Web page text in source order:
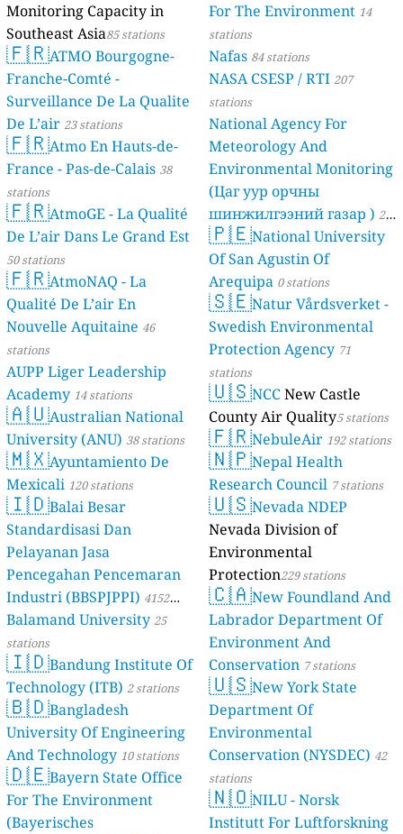
Monitoring Capacity in
Southeast Asia85 stations
🇫🇷ATMO Bourgogne-
Franche-Comté -
Surveillance De La Qualite
De L’air 23 stations
🇫🇷Atmo En Hauts-de-
France - Pas-de-Calais 38
stations
🇫🇷AtmoGE - La Qualité
De L’air Dans Le Grand Est
50 stations
🇫🇷AtmoNAQ - La
Qualité De L’air En
Nouvelle Aquitaine 46
stations
AUPP Liger Leadership
Academy 14 stations
🇦🇺Australian National
University (ANU) 38 stations
🇲🇽Ayuntamiento De
Mexicali 120 stations
🇮🇩Balai Besar
Standardisasi Dan
Pelayanan Jasa
Pencegahan Pencemaran
Industri (BBSPJPPI) 4152
stations
Balamand University25
stations
🇮🇩Bandung Institute Of
Technology (ITB) 2 stations
🇧🇩Bangladesh
University Of Engineering
And Technology 10 stations
🇩🇪Bayern State Office
For The Environment
(Bayerisches
For The Environment 14
stations
Nafas 84 stations
NASA CSESP / RTI 207
stations
National Agency For
Meteorology And
Environmental Monitoring
(Цаг уур орчны
шинжилгээний газар ) 21
stations
🇵🇪National University
Of San Agustin Of
Arequipa 0 stations
🇸🇪Natur Vårdsverket -
Swedish Environmental
Protection Agency 71
stations
🇺🇸NCCNew Castle
County Air Quality5 stations
🇫🇷NebuleAir 192 stations
🇳🇵Nepal Health
Research Council 7 stations
🇺🇸Nevada NDEP
Nevada Division of
Environmental
Protection229 stations
🇨🇦New Foundland And
Labrador Department Of
Environment And
Conservation 7 stations
🇺🇸New York State
Department Of
Environmental
Conservation (NYSDEC) 42
stations
🇳🇴NILU - Norsk
Institutt For Luftforskning